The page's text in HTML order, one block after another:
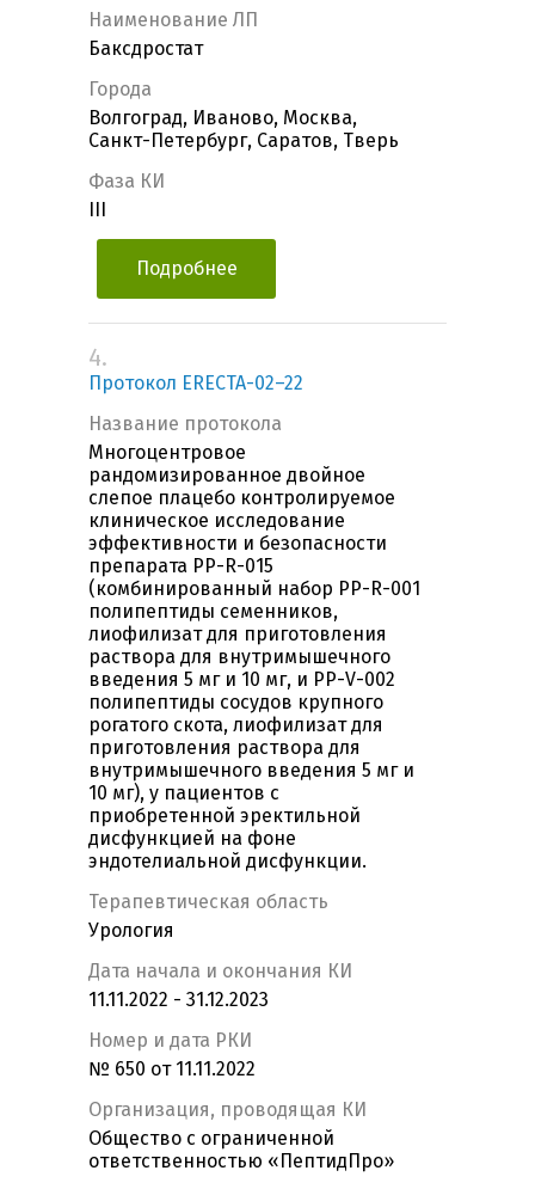
Наименование ЛП
Баксдростат
Города
Волгоград, Иваново, Москва,
Санкт-Петербург, Саратов, Тверь
Фаза КИ
Подробнее
4.
Протокол ERECTA-02–22
Название протокола
Многоцентровое
рандомизированное двойное
слепое плацебо контролируемое
клиническое исследование
эффективности и безопасности
препарата PP-R-015
(комбинированный набор PP-R-001
полипептиды семенников,
лиофилизат для приготовления
раствора для внутримышечного
введения 5 мг и 10 мг, и PP-V-002
полипептиды сосудов крупного
рогатого скота, лиофилизат для
приготовления раствора для
внутримышечного введения 5 мг и
10 мг), у пациентов с
приобретенной эректильной
дисфункцией на фоне
эндотелиальной дисфункции.
Терапевтическая область
Урология
Дата начала и окончания КИ
11.11.2022 - 31.12.2023
Номер и дата РКИ
№ 650 от 11.11.2022
Организация, проводящая КИ
Общество с ограниченной
ответственностью «ПептидПро»